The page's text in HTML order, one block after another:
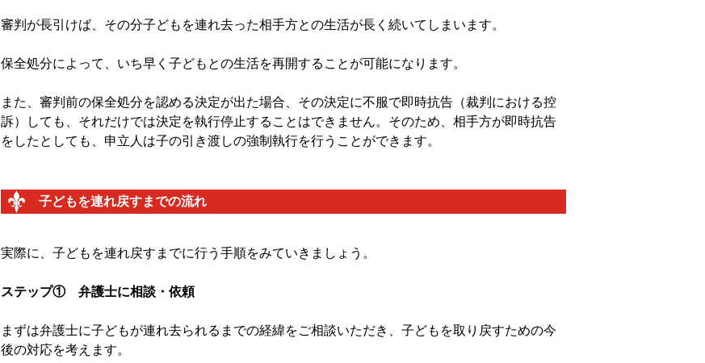
審判が長引けば、その分子どもを連れ去った相手方との生活が長く続いてしまいます。
保全処分によって、いち早く子どもとの生活を再開することが可能になります。
また、審判前の保全処分を認める決定が出た場合、その決定に不服で即時抗告（裁判における控
訴）しても、それだけでは決定を執行停止することはできません。そのため、相手方が即時抗告
をしたとしても、申立人は子の引き渡しの強制執行を行うことができます。
子どもを連れ戻すまでの流れ
実際に、子どもを連れ戻すまでに行う手順をみていきましょう。
ステップ① 弁護士に相談・依頼
まずは弁護士に子どもが連れ去られるまでの経緯をご相談いただき、子どもを取り戻すための今
後の対応を考えます。